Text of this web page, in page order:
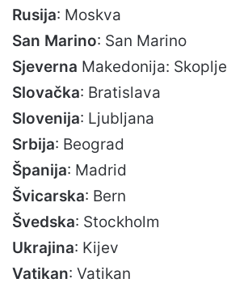
Rusija: Moskva
San Marino: San Marino
Sjeverna Makedonija: Skoplje
Slovačka: Bratislava
Slovenija: Ljubljana
Srbija: Beograd
Španija: Madrid
Švicarska: Bern
Švedska: Stockholm
Ukrajina: Kijev
Vatikan: Vatikan